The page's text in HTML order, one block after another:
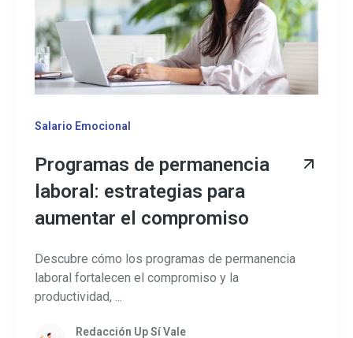
Salario Emocional
Programas de permanencia
laboral: estrategias para
aumentar el compromiso
Descubre cómo los programas de permanencia
laboral fortalecen el compromiso y la
productividad, ...
Redacción Up Sí Vale